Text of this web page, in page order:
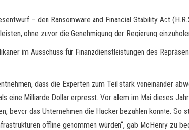
– den Ransomware and Financial Stability Act
ohne zuvor die Genehmigung der Regierung
im Ausschuss für Finanzdienstleistungen des
dass die Experten zum Teil stark voneinander
eine Milliarde Dollar erpresst. Vor allem im Mai dieses
bevor das Unternehmen die Hacker bezahlen konnte.
offline genommen würden“, gab McHenry zu